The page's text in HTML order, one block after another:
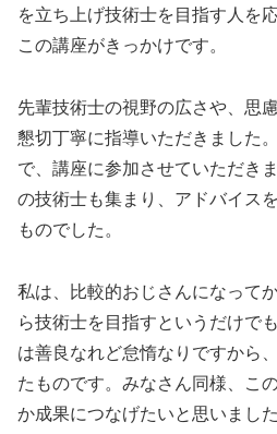
を立ち上げ技術士を目指す人を
この講座がきっかけです。
先輩技術士の視野の広さや、思
懇切丁寧に指導いただきました
で、講座に参加させていただき
の技術士も集まり、アドバイス
ものでした。
私は、比較的おじさんになって
ら技術士を目指すというだけで
は善良なれど怠惰なりですから
たものです。みなさん同様、こ
か成果につなげたいと思いました